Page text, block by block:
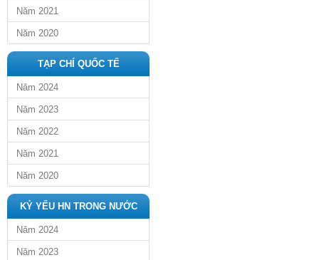
Năm 2021
Năm 2020
TẠP CHÍ QUỐC TẾ
Năm 2024
Năm 2023
Năm 2022
Năm 2021
Năm 2020
KỶ YẾU HN TRONG NƯỚC
Năm 2024
Năm 2023